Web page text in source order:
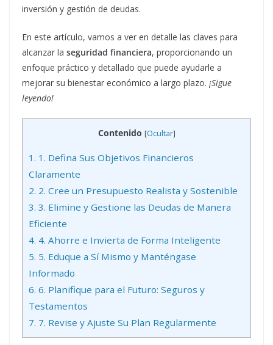
inversión y gestión de deudas.
En este artículo, vamos a ver en detalle las claves para
alcanzar la seguridad financiera, proporcionando un
enfoque práctico y detallado que puede ayudarle a
mejorar su bienestar económico a largo plazo. ¡Sigue
leyendo!
Contenido [Ocultar]
1. 1. Defina Sus Objetivos Financieros
Claramente
2. 2. Cree un Presupuesto Realista y Sostenible
3. 3. Elimine y Gestione las Deudas de Manera
Eficiente
4. 4. Ahorre e Invierta de Forma Inteligente
5. 5. Eduque a Sí Mismo y Manténgase
Informado
6. 6. Planifique para el Futuro: Seguros y
Testamentos
7. 7. Revise y Ajuste Su Plan Regularmente